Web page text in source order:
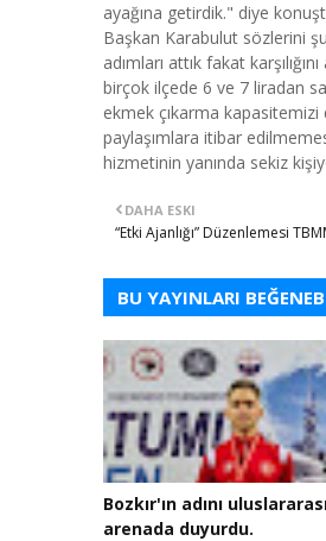
ayağına getirdik." diye
Başkan Karabulut sözlerini
adımları attık fakat
birçok ilçede 6 ve 7 liradan
ekmek çıkarma
paylaşımlara itibar
hizmetinin yanında sekiz
DAHA ESKI
“Etki Ajanlığı” Düzenlemesi
BU YAYINLARI
Bozkır'ın adını
arenada duyurdu.